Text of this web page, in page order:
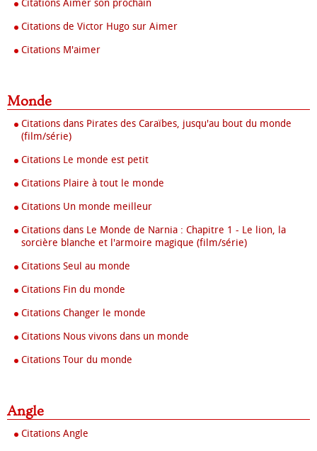
Citations Aimer son prochain
Citations de Victor Hugo sur Aimer
Citations M'aimer
Monde
Citations dans Pirates des Caraïbes, jusqu'au bout du monde
(film/série)
Citations Le monde est petit
Citations Plaire à tout le monde
Citations Un monde meilleur
Citations dans Le Monde de Narnia : Chapitre 1 - Le lion, la
sorcière blanche et l'armoire magique (film/série)
Citations Seul au monde
Citations Fin du monde
Citations Changer le monde
Citations Nous vivons dans un monde
Citations Tour du monde
Angle
Citations Angle